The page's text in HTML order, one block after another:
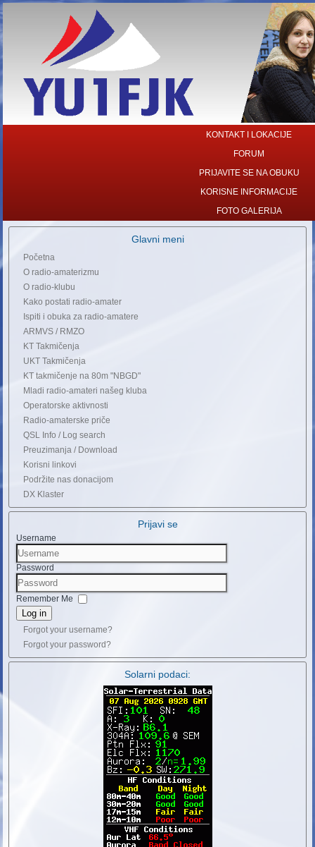
KONTAKT I LOKACIJE
FORUM
PRIJAVITE SE NA OBUKU
KORISNE INFORMACIJE
FOTO GALERIJA
Glavni meni
Početna
O radio-amaterizmu
O radio-klubu
Kako postati radio-amater
Ispiti i obuka za radio-amatere
ARMVS / RMZO
KT Takmičenja
UKT Takmičenja
KT takmičenje na 80m "NBGD"
Mladi radio-amateri našeg kluba
Operatorske aktivnosti
Radio-amaterske priče
QSL Info / Log search
Preuzimanja / Download
Korisni linkovi
Podržite nas donacijom
DX Klaster
Prijavi se
Username
Password
Remember Me
Log in
Forgot your username?
Forgot your password?
Solarni podaci: